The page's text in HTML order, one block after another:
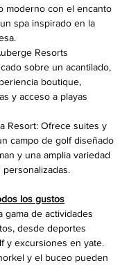
moderno con el encanto
spa inspirado en la
Resorts
sobre un acantilado,
boutique,
y acceso a playas
Resort: Ofrece suites y
campo de golf diseñado
y una amplia variedad
los gustos
gama de actividades
desde deportes
y excursiones en yate.
y el buceo pueden